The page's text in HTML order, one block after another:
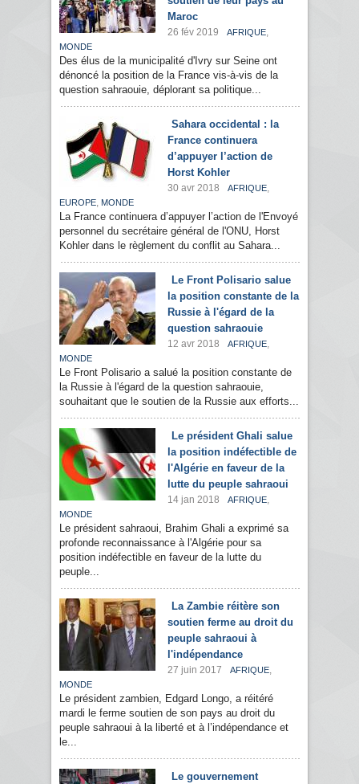
Maroc
26 fév 2019 AFRIQUE,
MONDE
Des élus de la municipalité d'Ivry sur Seine ont
dénoncé la position de la France vis-à-vis de la
question sahraouie, déplorant sa politique...
Sahara occidental : la
France continuera
d’appuyer l’action de
Horst Kohler
30 avr 2018 AFRIQUE,
EUROPE, MONDE
La France continuera d’appuyer l’action de l'Envoyé
personnel du secrétaire général de l'ONU, Horst
Kohler dans le règlement du conflit au Sahara...
Le Front Polisario salue
la position constante de la
Russie à l'égard de la
question sahraouie
12 avr 2018 AFRIQUE,
MONDE
Le Front Polisario a salué la position constante de
la Russie à l'égard de la question sahraouie,
souhaitant que le soutien de la Russie aux efforts...
Le président Ghali salue
la position indéfectible de
l'Algérie en faveur de la
lutte du peuple sahraoui
14 jan 2018 AFRIQUE,
MONDE
Le président sahraoui, Brahim Ghali a exprimé sa
profonde reconnaissance à l'Algérie pour sa
position indéfectible en faveur de la lutte du
peuple...
La Zambie réitère son
soutien ferme au droit du
peuple sahraoui à
l'indépendance
27 juin 2017 AFRIQUE,
MONDE
Le président zambien, Edgard Longo, a réitéré
mardi le ferme soutien de son pays au droit du
peuple sahraoui à la liberté et à l’indépendance et
le...
Le gouvernement